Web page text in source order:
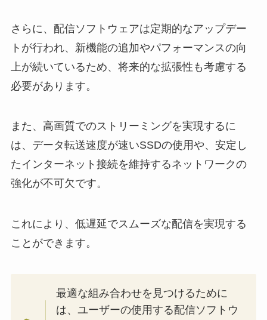
さらに、配信ソフトウェアは定期的なアップデー
トが行われ、新機能の追加やパフォーマンスの向
上が続いているため、将来的な拡張性も考慮する
必要があります。
また、高画質でのストリーミングを実現するに
は、データ転送速度が速いSSDの使用や、安定し
たインターネット接続を維持するネットワークの
強化が不可欠です。
これにより、低遅延でスムーズな配信を実現する
ことができます。
最適な組み合わせを見つけるために
は、ユーザーの使用する配信ソフトウ